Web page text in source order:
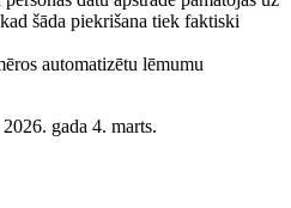
šāda piekrišana tiek faktiski
automatizētu lēmumu
gada 4. marts.